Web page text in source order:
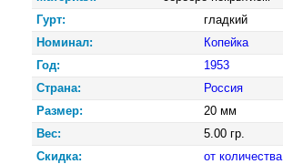
Гурт:
гладкий
Номинал:
Копейка
Год:
1953
Страна:
Россия
Размер:
20 мм
Вес:
5.00 гр.
Скидка:
от количества